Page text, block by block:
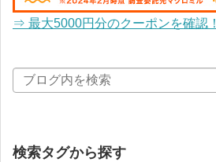
⇒ 最大5000円分のクーポンを確認！
検索タグから探す